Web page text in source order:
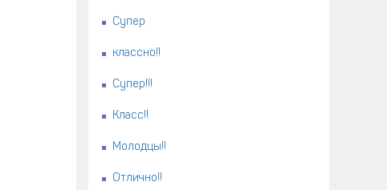
Супер
классно!!
Супер!!!
Класс!!
Молодцы!!
Отлично!!